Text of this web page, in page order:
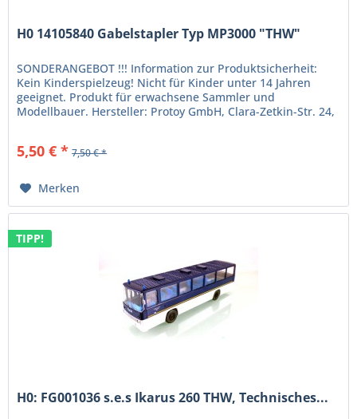
H0 14105840 Gabelstapler Typ MP3000 "THW"
SONDERANGEBOT !!! Information zur Produktsicherheit:
Kein Kinderspielzeug! Nicht für Kinder unter 14 Jahren
geeignet. Produkt für erwachsene Sammler und
Modellbauer. Hersteller: Protoy GmbH, Clara-Zetkin-Str. 24,
5,50 € * 7,50 € *
Merken
TIPP!
H0: FG001036 s.e.s Ikarus 260 THW, Technisches...